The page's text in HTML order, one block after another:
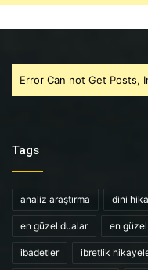
Error Can not Get Posts,
Tags
analiz araştırma dini
en güzel dualar en
ibadetler ibretlik